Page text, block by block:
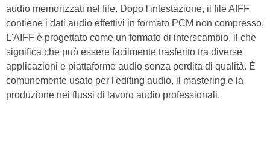
audio memorizzati nel file. Dopo l'intestazione, il file AIFF
contiene i dati audio effettivi in formato PCM non compresso.
L'AIFF è progettato come un formato di interscambio, il che
significa che può essere facilmente trasferito tra diverse
applicazioni e piattaforme audio senza perdita di qualità. È
comunemente usato per l'editing audio, il mastering e la
produzione nei flussi di lavoro audio professionali.